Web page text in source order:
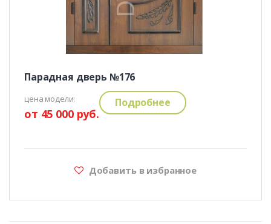
Парадная дверь №176
цена модели:
от 45 000 руб.
Подробнее
Добавить в избранное